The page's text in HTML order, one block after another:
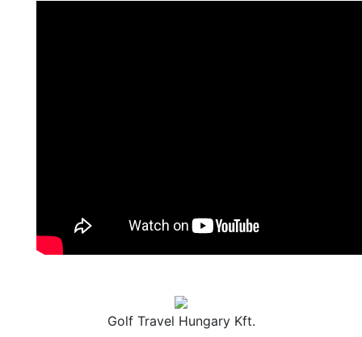
Golf Travel Hungary Kft.